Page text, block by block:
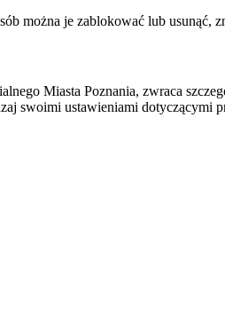
można je zablokować lub usunąć,
Miasta Poznania, zwraca
swoimi ustawieniami